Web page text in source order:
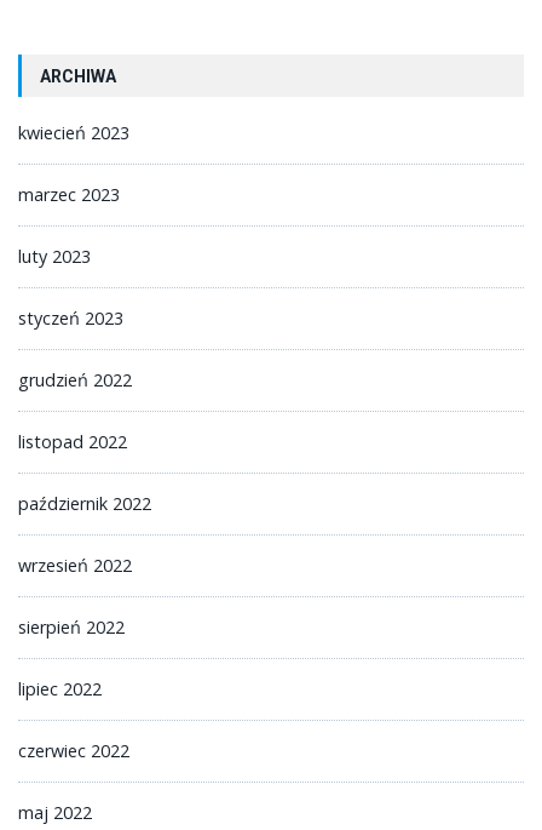
ARCHIWA
kwiecień 2023
marzec 2023
luty 2023
styczeń 2023
grudzień 2022
listopad 2022
październik 2022
wrzesień 2022
sierpień 2022
lipiec 2022
czerwiec 2022
maj 2022